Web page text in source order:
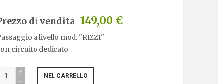
di vendita 149,00 €
a livello mod. "RIZZI"
circuito dedicato